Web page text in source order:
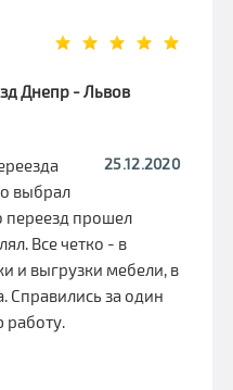
Днепр - Львов
25.12.2020
выбрал
переезд прошел
Все четко - в
и выгрузки мебели, в
Справились за один
работу.